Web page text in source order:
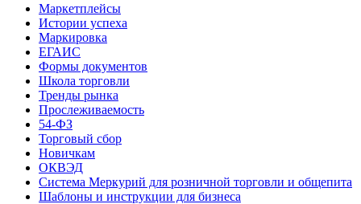
Маркетплейсы
Истории успеха
Маркировка
ЕГАИС
Формы документов
Школа торговли
Тренды рынка
Прослеживаемость
54-ФЗ
Торговый сбор
Новичкам
ОКВЭД
Система Меркурий для розничной торговли и общепита
Шаблоны и инструкции для бизнеса